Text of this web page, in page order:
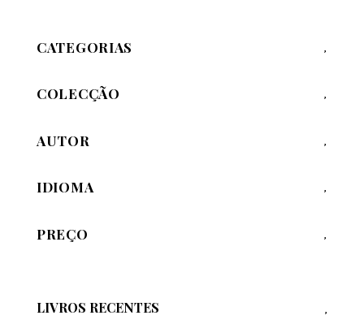
CATEGORIAS
COLECÇÃO
AUTOR
IDIOMA
PREÇO
LIVROS RECENTES